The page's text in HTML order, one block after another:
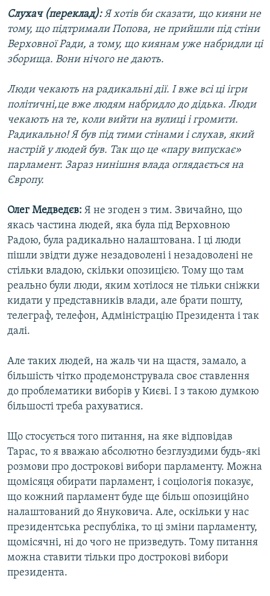
Слухач (переклад):Я хотів би сказати, що кияни не
тому, що підтримали Попова, не прийшли під стіни
Верховної Ради, а тому, що киянам уже набридли ці
зборища. Вони нічого не дають.
Люди чекають на радикальні дії. І вже всі ці ігри
політичні,це вже людям набридло до дідька. Люди
чекають на те, коли вийти на вулиці і громити.
Радикально! Я був під тими стінами і слухав, який
настрій у людей був. Так що це «пару випускає»
парламент. Зараз нинішня влада оглядається на
Європу.
Олег Медведєв: Я не згоден з тим. Звичайно, що
якась частина людей, яка була під Верховною
Радою, була радикально налаштована. І ці люди
пішли звідти дуже незадоволені і незадоволені не
стільки владою, скільки опозицією. Тому що там
реально були люди, яким хотілося не тільки сніжки
кидати у представників влади, але брати пошту,
телеграф, телефон, Адміністрацію Президента і так
далі.
Але таких людей, на жаль чи на щастя, замало, а
більшість чітко продемонструвала своє ставлення
до проблематики виборів у Києві. І з такою думкою
більшості треба рахуватися.
Що стосується того питання, на яке відповідав
Тарас, то я вважаю абсолютно безглуздими будь-які
розмови про дострокові вибори парламенту. Можна
щомісяця обирати парламент, і соціологія показує,
що кожний парламент буде ще більш опозиційно
налаштований до Януковича. Але, оскільки у нас
президентська республіка, то ці зміни парламенту,
щомісячні, ні до чого не призведуть. Тому питання
можна ставити тільки про дострокові вибори
президента.